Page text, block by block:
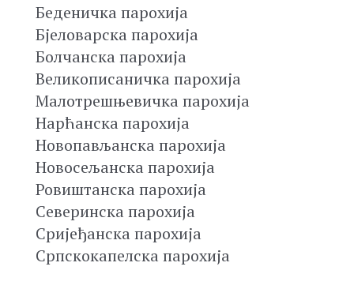
Беденичка парохија
Бјеловарска парохија
Болчанска парохија
Великописаничка парохија
Малотрешњевичка парохија
Нарћанска парохија
Новопављанска парохија
Новосељанска парохија
Ровиштанска парохија
Северинска парохија
Сријеђанска парохија
Српскокапелска парохија